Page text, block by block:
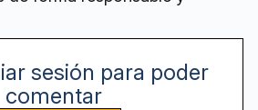
sesión para poder
comentar